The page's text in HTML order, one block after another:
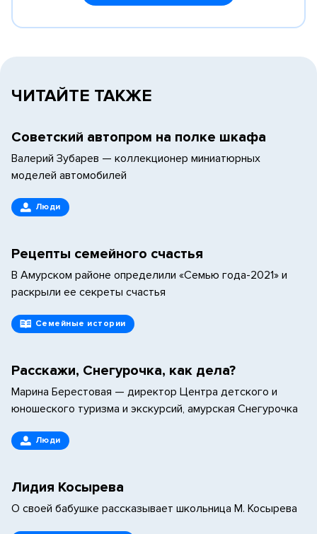
ЧИТАЙТЕ ТАКЖЕ
Cоветский автопром на полке шкафа
Валерий Зубарев — коллекционер миниатюрных
моделей автомобилей
Люди
Рецепты семейного счастья
В Амурском районе определили «Семью года-2021» и
раскрыли ее секреты счастья
Семейные истории
Расскажи, Снегурочка, как дела?
Марина Берестовая — директор Центра детского и
юношеского туризма и экскурсий, амурская Снегурочка
Люди
Лидия Косырева
О своей бабушке рассказывает школьница М. Косырева